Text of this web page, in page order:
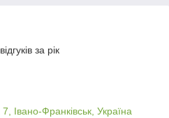
за рік
Івано-Франківськ, Україна